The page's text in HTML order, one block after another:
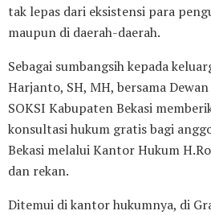
tak lepas dari eksistensi para
maupun di daerah-daerah.
Sebagai sumbangsih kepada
Harjanto, SH, MH, bersama
SOKSI Kabupaten Bekasi
konsultasi hukum gratis bagi
Bekasi melalui Kantor Hukum
dan rekan.
Ditemui di kantor hukumnya, di